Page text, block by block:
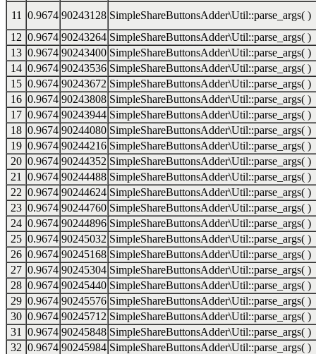
11
0.9674 90243128 SimpleShareButtonsAdder\Util::parse_args( )
12 0.9674 90243264 SimpleShareButtonsAdder\Util::parse_args( )
13 0.9674 90243400 SimpleShareButtonsAdder\Util::parse_args( )
14 0.9674 90243536 SimpleShareButtonsAdder\Util::parse_args( )
15 0.9674 90243672 SimpleShareButtonsAdder\Util::parse_args( )
16 0.9674 90243808 SimpleShareButtonsAdder\Util::parse_args( )
17 0.9674 90243944 SimpleShareButtonsAdder\Util::parse_args( )
18 0.9674 90244080 SimpleShareButtonsAdder\Util::parse_args( )
19 0.9674 90244216 SimpleShareButtonsAdder\Util::parse_args( )
20 0.9674 90244352 SimpleShareButtonsAdder\Util::parse_args( )
21
0.9674 90244488 SimpleShareButtonsAdder\Util::parse_args( )
22 0.9674 90244624 SimpleShareButtonsAdder\Util::parse_args( )
23 0.9674 90244760 SimpleShareButtonsAdder\Util::parse_args( )
24 0.9674 90244896 SimpleShareButtonsAdder\Util::parse_args( )
25 0.9674 90245032 SimpleShareButtonsAdder\Util::parse_args( )
26 0.9674 90245168 SimpleShareButtonsAdder\Util::parse_args( )
27 0.9674 90245304 SimpleShareButtonsAdder\Util::parse_args( )
28 0.9674 90245440 SimpleShareButtonsAdder\Util::parse_args( )
29 0.9674 90245576 SimpleShareButtonsAdder\Util::parse_args( )
30 0.9674 90245712 SimpleShareButtonsAdder\Util::parse_args( )
31
0.9674 90245848 SimpleShareButtonsAdder\Util::parse_args( )
32 0.9674 90245984 SimpleShareButtonsAdder\Util::parse_args( )